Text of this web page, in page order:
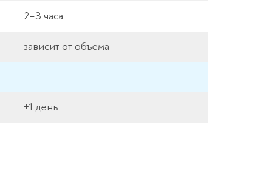
2–3 часа
зависит от объема
+1 день